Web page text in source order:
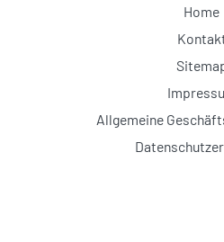
Home
Allgemeine